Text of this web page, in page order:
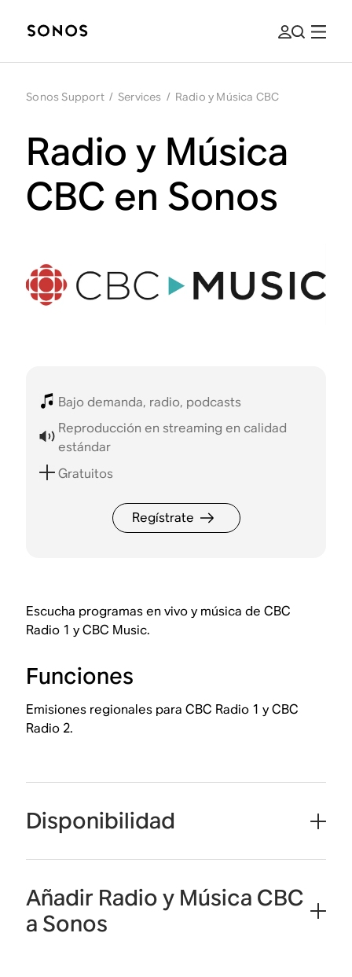
Sonos Support / Services / Radio y Música CBC
Radio y Música
CBC en Sonos
Bajo demanda, radio, podcasts
Reproducción en streaming en calidad
estándar
Gratuitos
Regístrate
Escucha programas en vivo y música de CBC
Radio 1 y CBC Music.
Funciones
Emisiones regionales para CBC Radio 1 y CBC
Radio 2.
Disponibilidad
Añadir Radio y Música CBC
a Sonos